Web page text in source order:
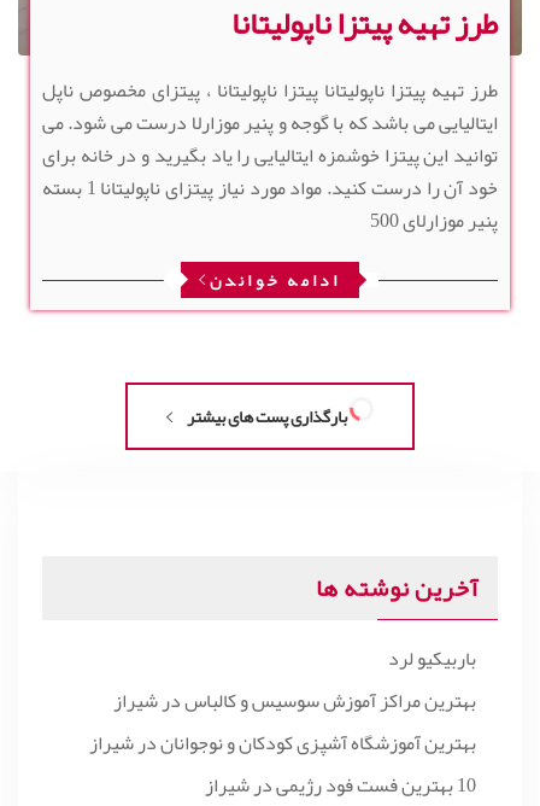
طرز تهیه پیتزا ناپولیتانا
طرز تهیه پیتزا ناپولیتانا پیتزا ناپولیتانا ، پیتزای مخصوص ناپل
ایتالیایی می باشد که با گوجه و پنیر موزارلا درست می شود. می
توانید این پیتزا خوشمزه ایتالیایی را یاد بگیرید و در خانه برای
خود آن را درست کنید. مواد مورد نیاز پیتزای ناپولیتانا 1 بسته
پنیر موزارلای 500
ادامه خواندن
بارگذاری پست های بیشتر
آخرین نوشته ها
باربیکیو لرد
بهترین مراکز آموزش سوسیس و کالباس در شیراز
بهترین آموزشگاه آشپزی کودکان و نوجوانان در شیراز
10 بهترین فست فود رژیمی در شیراز